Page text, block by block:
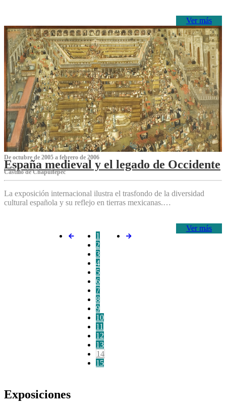
Ver más
De octubre de 2005 a febrero de 2006
España medieval y el legado de Occidente
Castillo de Chapultepec
La exposición internacional ilustra el trasfondo de la diversidad
cultural española y su reflejo en tierras mexicanas.…
Ver más
1
2
3
4
5
6
7
8
9
10
11
12
13
14
15
Exposiciones